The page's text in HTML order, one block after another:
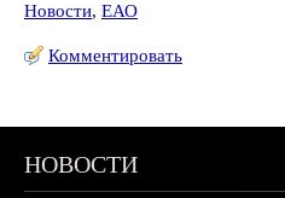
Новости, ЕАО
Комментировать
НОВОСТИ